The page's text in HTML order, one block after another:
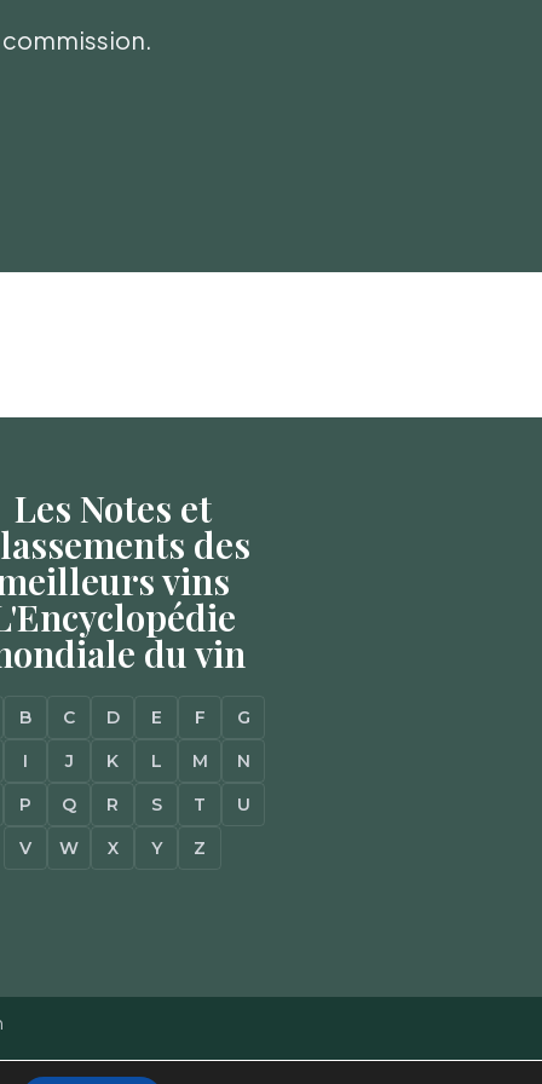
commission.
Les Notes et
des
vins
du vin
B C D E F
G
I
J K L M
N
P
Q R S T
U
V
W X Y Z
Légales–